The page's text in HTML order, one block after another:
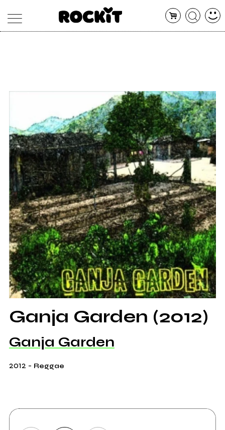
ARTISTI
CONCERTI
RADIO
Ganja Garden (2012)
Ganja Garden
2012 - Reggae